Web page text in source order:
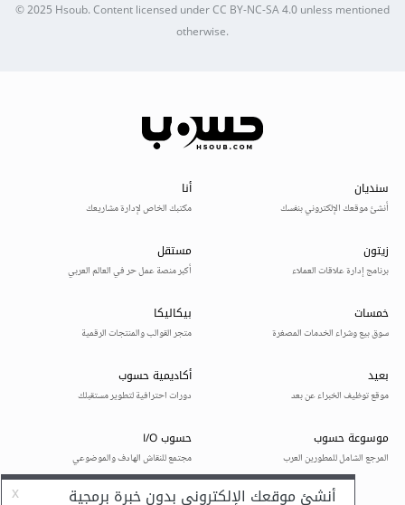
© 2025Hsoub.Content licensed underCC BY-NC-SA 4.0unless mentioned
otherwise.